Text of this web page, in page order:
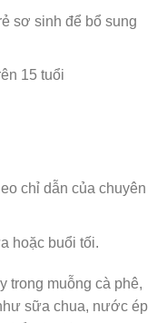
sơ sinh để bổ sung
15 tuổi
chỉ dẫn của chuyên
hoặc buổi tối.
trong muỗng cà phê,
sữa chua, nước ép